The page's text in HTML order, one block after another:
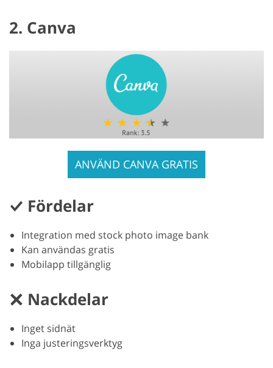
2. Canva
ANVÄND CANVA GRATIS
Fördelar
Integration med stock photo image bank
Kan användas gratis
Mobilapp tillgänglig
Nackdelar
Inget sidnät
Inga justeringsverktyg